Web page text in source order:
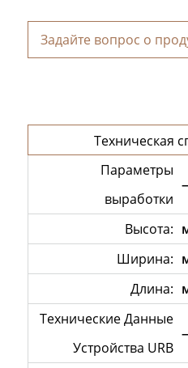
Задайте вопрос о
Техническая
Параметры
выработки
Высота:
Ширина:
Длина:
Технические Данные
Устройства URB